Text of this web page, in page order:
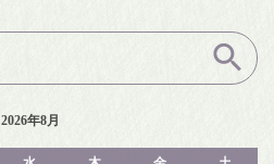
2026年8月